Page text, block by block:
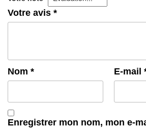
Votre avis *
Nom * E-mail
Enregistrer mon nom, mon e-